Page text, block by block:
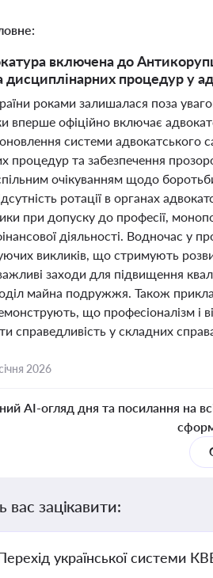
включена до
дисциплінарних процедур у
роками залишалася поза
вперше офіційно включає
системи адвокатського
процедур та забезпечення
очікуванням щодо
ротації в органах
при допуску до професії,
діяльності. Водночас у
викликів, що стримують
заходи для підвищення
майна подружжя. Також
що професіоналізм і
справедливість у складних
2026
AI-огляд дня та посилання на
зацікавити:
української системи